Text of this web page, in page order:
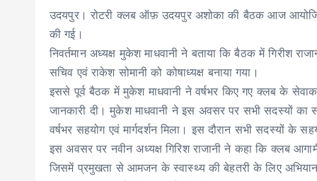
उदयपुर। रोटरी क्लब ऑफ़ उदयपुर अशोका की बैठक आज
की गई।
निवर्तमान अध्यक्ष मुकेश माधवानी ने बताया कि बैठक में गिरीश
सचिव एवं राकेश सोमानी को कोषाध्यक्ष बनाया गया।
इससे पूर्व बैठक में मुकेश माधवानी ने वर्षभर किए गए क्लब के
जानकारी दी। मुकेश माधवानी ने इस अवसर पर सभी सदस्यों
वर्षभर सहयोग एवं मार्गदर्शन मिला। इस दौरान सभी सदस्यों के
इस अवसर पर नवीन अध्यक्ष गिरिश राजानी ने कहा कि क्लब
जिसमें प्रमुखता से आमजन के स्वास्थ्य की बेहतरी के लिए